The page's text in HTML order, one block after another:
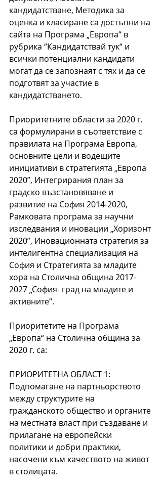
кандидатстване, Методика за
оценка и класиране са достъпни на
сайта на Програма „Европа“ в
рубрика “Кандидатствай тук“ и
всички потенциални кандидати
могат да се запознаят с тях и да се
подготвят за участие в
кандидатстването.
Приоритетните области за 2020 г.
са формулирани в съответствие с
правилата на Програма Европа,
основните цели и водещите
инициативи в стратегията „Европа
2020”, Интегрирания план за
градско възстановяване и
развитие на София 2014-2020,
Рамковата програма за научни
изследвания и иновации „Хоризонт
2020”, Иновационната стратегия за
интелигентна специализация на
София и Стратегията за младите
хора на Столична община 2017-
2027 „София- град на младите и
активните“.
Приоритетите на Програма
„Европа“ на Столична община за
2020 г. са:
ПРИОРИТЕТНА ОБЛАСТ 1:
Подпомагане на партньорството
между структурите на
гражданското общество и органите
на местната власт при създаване и
прилагане на европейски
политики и добри практики,
насочени към качеството на живот
в столицата.